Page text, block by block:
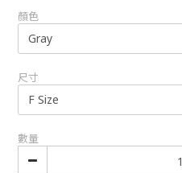
顏色
尺寸
數量